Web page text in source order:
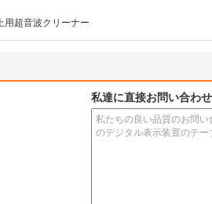
用超音波クリーナー
私達に直接お問い合わ